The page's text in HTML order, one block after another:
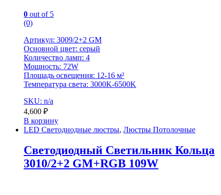
0 out of 5
(0)
Артикул: 3009/2+2 GM
Основной цвет: серый
Количество ламп: 4
Мощность: 72W
Площадь освещения: 12-16 м²
Температура света: 3000K-6500K
SKU: n/a
4,600 ₽
В корзину
LED Светодиодные люстры, Люстры Потолочные
Светодиодный Светильник Кольца
3010/2+2 GM+RGB 109W